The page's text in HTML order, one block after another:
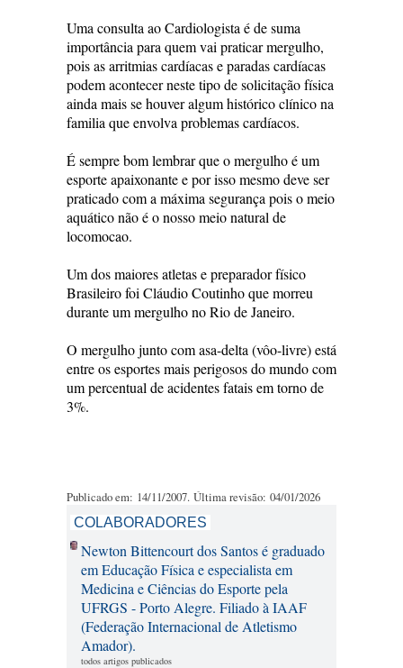
Uma consulta ao Cardiologista é de suma
importância para quem vai praticar mergulho,
pois as arritmias cardíacas e paradas cardíacas
podem acontecer neste tipo de solicitação física
ainda mais se houver algum histórico clínico na
familia que envolva problemas cardíacos.
É sempre bom lembrar que o mergulho é um
esporte apaixonante e por isso mesmo deve ser
praticado com a máxima segurança pois o meio
aquático não é o nosso meio natural de
locomocao.
Um dos maiores atletas e preparador físico
Brasileiro foi Cláudio Coutinho que morreu
durante um mergulho no Rio de Janeiro.
O mergulho junto com asa-delta (vôo-livre) está
entre os esportes mais perigosos do mundo com
um percentual de acidentes fatais em torno de
3%.
Publicado em: 14/11/2007. Última revisão: 04/01/2026
COLABORADORES
Newton Bittencourt dos Santos é graduado
em Educação Física e especialista em
Medicina e Ciências do Esporte pela
UFRGS - Porto Alegre. Filiado à IAAF
(Federação Internacional de Atletismo
Amador).
todos artigos publicados